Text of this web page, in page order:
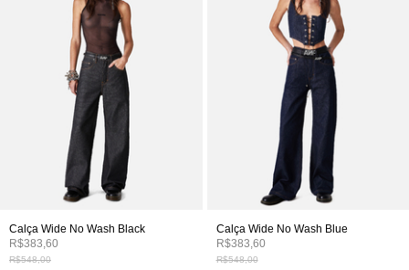
Calça Wide No Wash Black
R$383,60
R$548,00
Calça Wide No Wash Blue
R$383,60
R$548,00